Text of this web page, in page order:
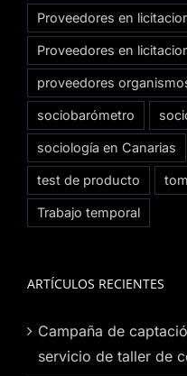
Proveedores en
Proveedores en
proveedores
sociobarómetro
sociología en Canarias
test de producto
Trabajo temporal
ARTÍCULOS RECIENTES
Campaña de
servicio de taller de